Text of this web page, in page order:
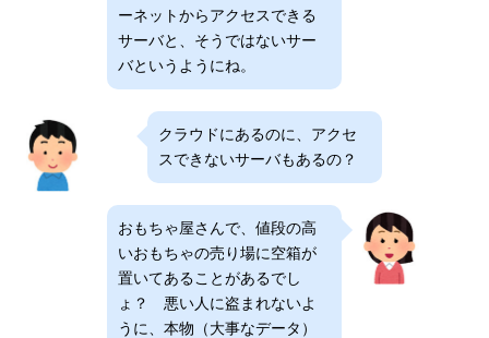
ーネットからアクセスできる
サーバと、そうではないサー
バというようにね。
クラウドにあるのに、アクセ
スできないサーバもあるの？
おもちゃ屋さんで、値段の高
いおもちゃの売り場に空箱が
置いてあることがあるでし
ょ？ 悪い人に盗まれないよ
うに、本物（大事なデータ）